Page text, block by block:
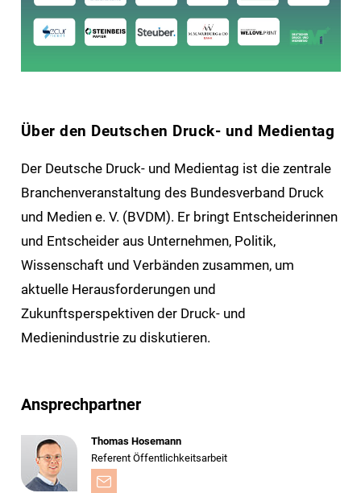
Über den Deutschen Druck- und Medientag
Der Deutsche Druck- und Medientag ist die zentrale
Branchenveranstaltung des Bundesverband Druck
und Medien e. V. (BVDM). Er bringt Entscheiderinnen
und Entscheider aus Unternehmen, Politik,
Wissenschaft und Verbänden zusammen, um
aktuelle Herausforderungen und
Zukunftsperspektiven der Druck- und
Medienindustrie zu diskutieren.
Ansprechpartner
Thomas Hosemann
Referent Öffentlichkeitsarbeit